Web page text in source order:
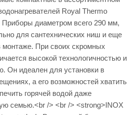
Royal Thermo
Приборы диаметром всего 290 мм,
для сантехнических ниш и еще
монтаже. При своих скромных
высокой технологичностью и
Он идеален для установки в
а его возможностей хватить
горячей водой даже
семью.<br /> <br /> <strong>INOX